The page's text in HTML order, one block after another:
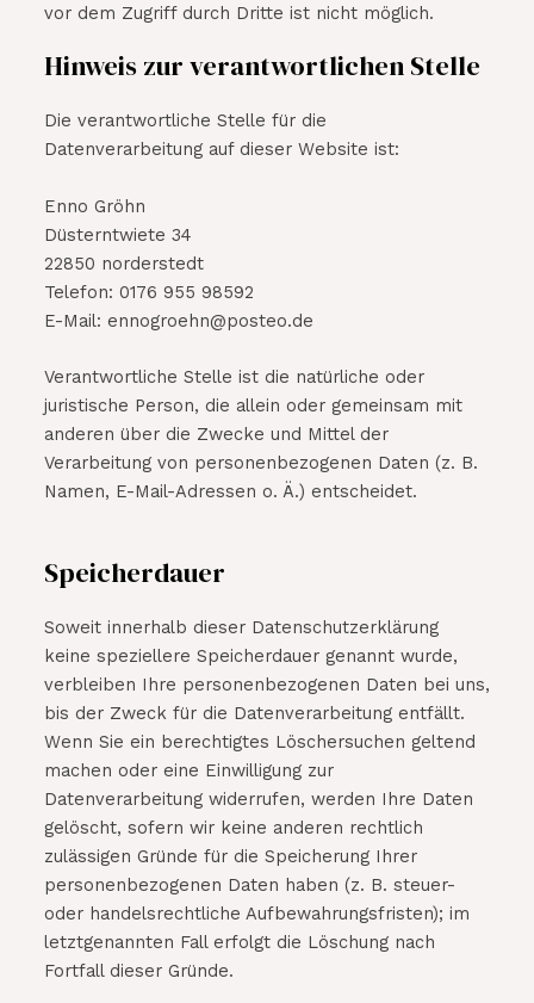
vor dem Zugriff durch Dritte ist nicht möglich.
Hinweis zur verantwortlichen Stelle
Die verantwortliche Stelle für die
Datenverarbeitung auf dieser Website ist:
Enno Gröhn
Düsterntwiete 34
22850 norderstedt
Telefon: 0176 955 98592
E-Mail: ennogroehn@posteo.de
Verantwortliche Stelle ist die natürliche oder
juristische Person, die allein oder gemeinsam mit
anderen über die Zwecke und Mittel der
Verarbeitung von personenbezogenen Daten (z. B.
Namen, E-Mail-Adressen o. Ä.) entscheidet.
Speicherdauer
Soweit innerhalb dieser Datenschutzerklärung
keine speziellere Speicherdauer genannt wurde,
verbleiben Ihre personenbezogenen Daten bei uns,
bis der Zweck für die Datenverarbeitung entfällt.
Wenn Sie ein berechtigtes Löschersuchen geltend
machen oder eine Einwilligung zur
Datenverarbeitung widerrufen, werden Ihre Daten
gelöscht, sofern wir keine anderen rechtlich
zulässigen Gründe für die Speicherung Ihrer
personenbezogenen Daten haben (z. B. steuer-
oder handelsrechtliche Aufbewahrungsfristen); im
letztgenannten Fall erfolgt die Löschung nach
Fortfall dieser Gründe.